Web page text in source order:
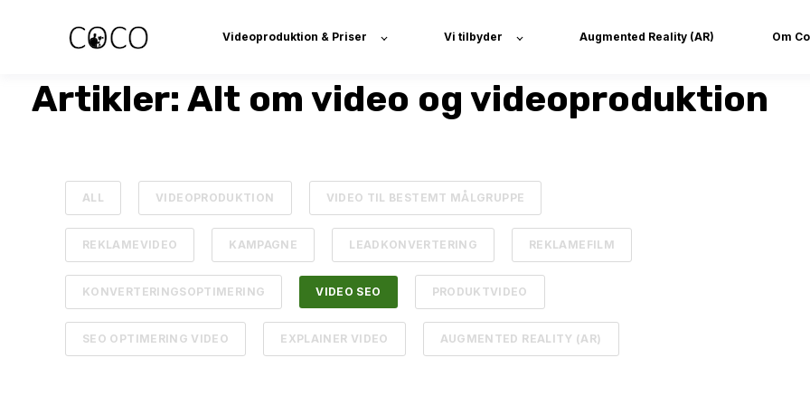
Videoproduktion & Priser Vi tilbyder Augmented Reality (AR) Om
Artikler: Alt om video og videoproduktion
ALL VIDEOPRODUKTION VIDEO TIL BESTEMT MÅLGRUPPE
REKLAMEVIDEO KAMPAGNE LEADKONVERTERING REKLAMEFILM
KONVERTERINGSOPTIMERING VIDEO SEO PRODUKTVIDEO
SEO OPTIMERING VIDEO EXPLAINER VIDEO AUGMENTED REALITY (AR)